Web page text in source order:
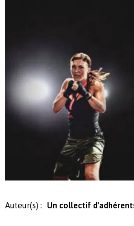
Auteur(s) : Un collectif